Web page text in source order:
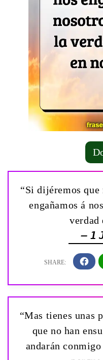
“Si dijéremos que
engañamos á
verdad
— 1
“Mas tienes unas
que no han
andarán